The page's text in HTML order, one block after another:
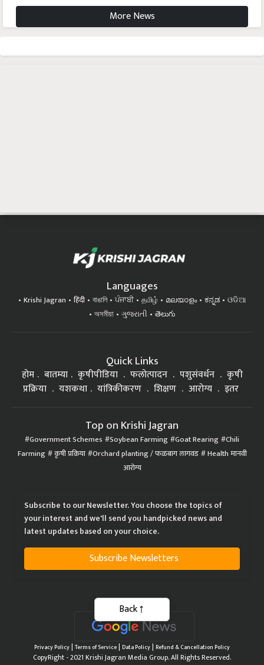
More News
Languages
Krishi Jagran हिंदी বাঙালি ਪੰਜਾਬੀ தமிழ் മലയാളം ಕನ್ನಡ
ଓଡିଆ
অসমীয়া
ગુજરાતી తెలుగు
Quick Links
होम बातम्या कृषीपीडिया फलोत्पादन पशुसंवर्धन
कृषी
प्रक्रिया
यशकथा यांत्रिकीकरण शिक्षण आरोग्य इतर
Top on Krishi Jagran
Government Schemes Soybean Farming Goat Rearing Chili
Farming कृषी प्रक्रिया Orchard planting / फळबाग लागवड Health मानवी
आरोग्य
Subscribe to our Newsletter. You choose the topics of
your interest and we'll send you handpicked news and
latest updates based on your choice.
Subscribe Newsletters
Privacy Policy| Terms of Service| Data Policy| Refund & Cancellation Policy
CopyRight - 2021 Krishi Jagran Media Group. All Rights Reserved.
Back